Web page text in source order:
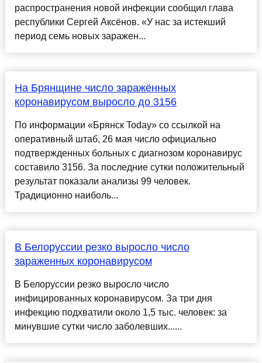
распространения новой инфекции сообщил глава
республики Сергей Аксёнов. «У нас за истекший
период семь новых заражен...
На Брянщине число заражённых
коронавирусом выросло до 3156
По информации «Брянск Today» со ссылкой на
оперативный штаб, 26 мая число официально
подтвержденных больных с диагнозом коронавирус
составило 3156. За последние сутки положительный
результат показали анализы 99 человек.
Традиционно наиболь...
В Белоруссии резко выросло число
зараженных коронавирусом
В Белоруссии резко выросло число
инфицированных коронавирусом. За три дня
инфекцию подхватили около 1,5 тыс. человек: за
минувшие сутки число заболевших......